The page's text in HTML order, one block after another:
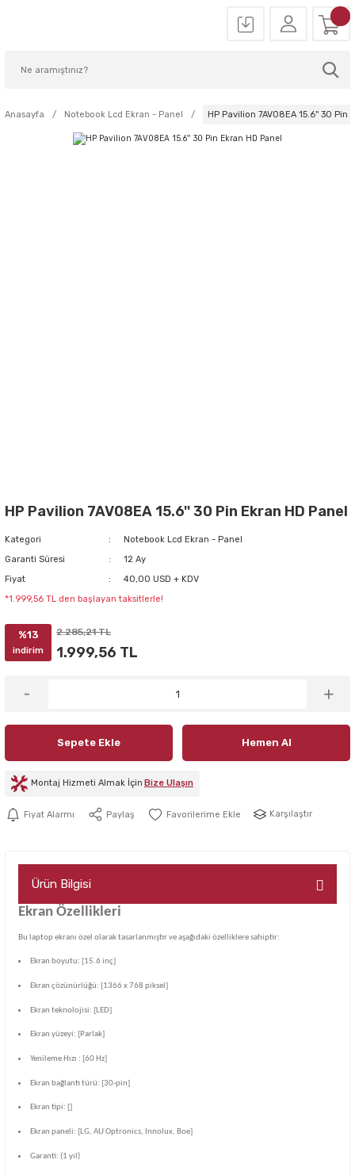
Anasayfa Notebook Lcd Ekran - Panel HP Pavilion 7AV08EA 15.6'' 30 Pin
HP Pavilion 7AV08EA 15.6'' 30 Pin Ekran HD Panel
Kategori
Notebook Lcd Ekran - Panel
Garanti Süresi
12 Ay
Fiyat
40,00 USD + KDV
*1.999,56 TL den başlayan taksitlerle!
%13
indirim
2.285,21 TL
1.999,56 TL
Sepete Ekle Hemen Al
Montaj Hizmeti Almak İçin Bize Ulaşın
Fiyat Alarmı Paylaş Karşılaştır
Ürün Bilgisi
Ekran Özellikleri
Bu laptop ekranı özel olarak tasarlanmıştır ve aşağıdaki özelliklere sahiptir:
Ekran boyutu: [15.6 inç]
Ekran çözünürlüğü: [1366 x 768 piksel]
Ekran teknolojisi: [LED]
Ekran yüzeyi: [Parlak]
Yenileme Hızı : [60 Hz]
Ekran bağlantı türü: [30-pin]
Ekran tipi: []
Ekran paneli: [LG, AU Optronics, Innolux, Boe]
Garanti: (1 yıl)